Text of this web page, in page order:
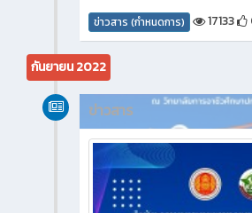
ข่าวสาร (กำหนดการ) 17133
กันยายน 2022
ข่าวสาร